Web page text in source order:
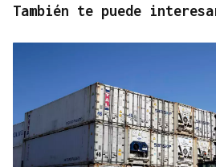
También te puede